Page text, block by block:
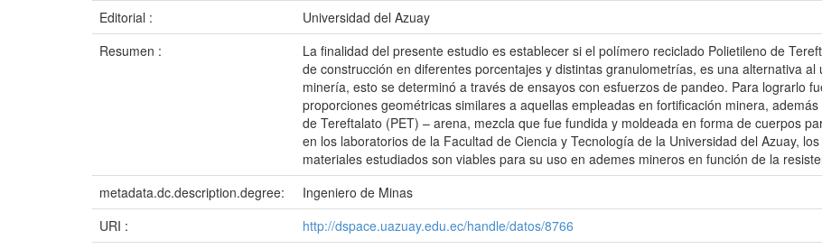
Editorial :
Universidad del Azuay
Resumen :
La finalidad del presente estudio es establecer si el polímero reciclado Polietileno de
de construcción en diferentes porcentajes y distintas granulometrías, es una alternativa
minería, esto se determinó a través de ensayos con esfuerzos de pandeo. Para lograrlo
proporciones geométricas similares a aquellas empleadas en fortificación minera,
de Tereftalato (PET) – arena, mezcla que fue fundida y moldeada en forma de cuerpos
en los laboratorios de la Facultad de Ciencia y Tecnología de la Universidad del Azuay,
materiales estudiados son viables para su uso en ademes mineros en función de la
metadata.dc.description.degree:
Ingeniero de Minas
URI :
http://dspace.uazuay.edu.ec/handle/datos/8766